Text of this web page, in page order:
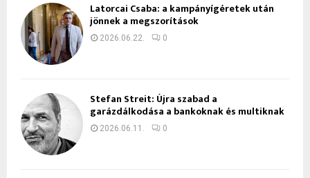
Latorcai Csaba: a kampányígéretek után
jönnek a megszorítások
2026.06.22. 0
Stefan Streit: Újra szabad a
garázdálkodása a bankoknak és multiknak
2026.06.11. 0